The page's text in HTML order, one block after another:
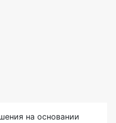
на основании